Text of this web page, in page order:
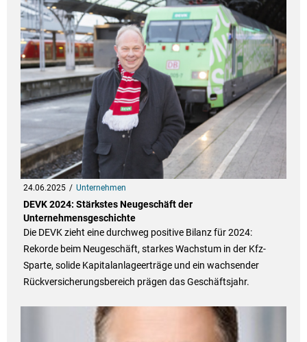
24.06.2025 Unternehmen
DEVK 2024: Stärkstes Neugeschäft der
Unternehmensgeschichte
Die DEVK zieht eine durchweg positive Bilanz für 2024:
Rekorde beim Neugeschäft, starkes Wachstum in der Kfz-
Sparte, solide Kapitalanlageerträge und ein wachsender
Rückversicherungsbereich prägen das Geschäftsjahr.